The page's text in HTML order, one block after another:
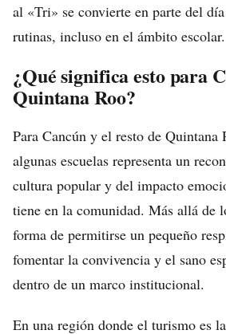
al «Tri» se convierte en parte del
rutinas, incluso en el ámbito escolar.
¿Qué significa esto para
Quintana Roo?
Para Cancún y el resto de Quintana
algunas escuelas representa un
cultura popular y del impacto
tiene en la comunidad. Más allá de
forma de permitirse un pequeño
fomentar la convivencia y el sano
dentro de un marco institucional.
En una región donde el turismo es